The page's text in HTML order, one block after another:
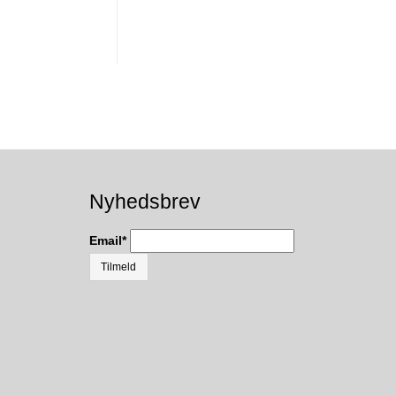
Nyhedsbrev
Email*